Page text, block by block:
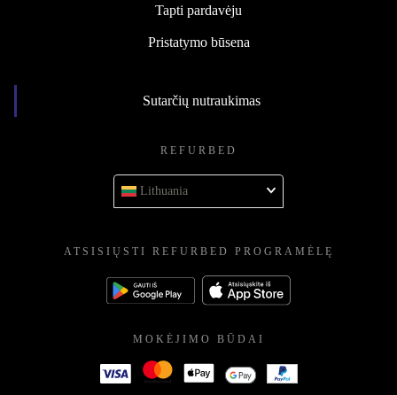
Tapti pardavėju
Pristatymo būsena
Sutarčių nutraukimas
REFURBED
Lithuania
ATSISIŲSTI REFURBED PROGRAMĖLĘ
MOKĖJIMO BŪDAI